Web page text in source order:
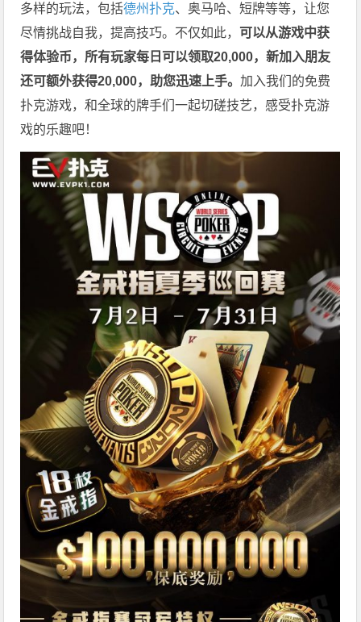
多样的玩法，包括德州扑克、奥马哈、短牌等等，让您
尽情挑战自我，提高技巧。不仅如此， 可以从游戏中获
得体验币，所有玩家每日可以领取20,000，新加入朋友
还可额外获得20,000，助您迅速上手。加入我们的免费
扑克游戏，和全球的牌手们一起切磋技艺，感受扑克游
戏的乐趣吧！